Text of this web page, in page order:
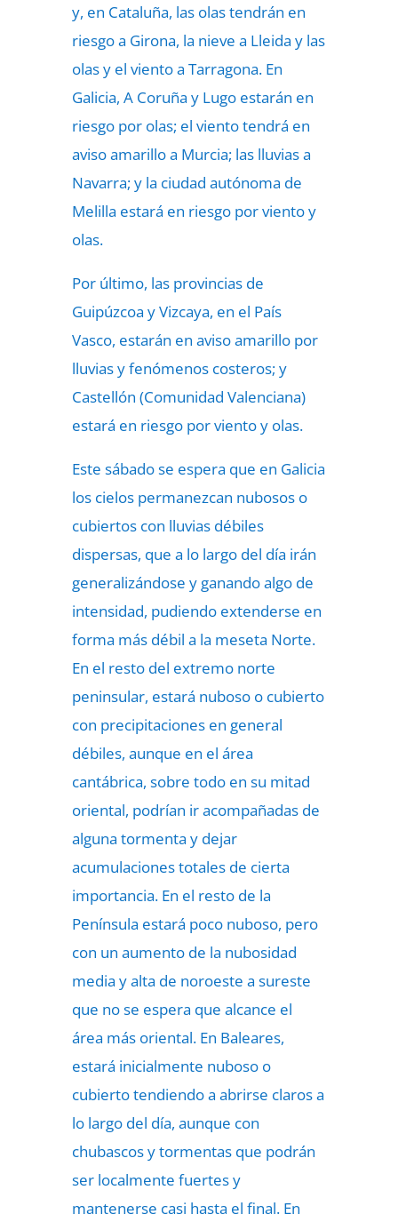
y, en Cataluña, las olas tendrán en
riesgo a Girona, la nieve a Lleida y las
olas y el viento a Tarragona. En
Galicia, A Coruña y Lugo estarán en
riesgo por olas; el viento tendrá en
aviso amarillo a Murcia; las lluvias a
Navarra; y la ciudad autónoma de
Melilla estará en riesgo por viento y
olas.
Por último, las provincias de
Guipúzcoa y Vizcaya, en el País
Vasco, estarán en aviso amarillo por
lluvias y fenómenos costeros; y
Castellón (Comunidad Valenciana)
estará en riesgo por viento y olas.
Este sábado se espera que en Galicia
los cielos permanezcan nubosos o
cubiertos con lluvias débiles
dispersas, que a lo largo del día irán
generalizándose y ganando algo de
intensidad, pudiendo extenderse en
forma más débil a la meseta Norte.
En el resto del extremo norte
peninsular, estará nuboso o cubierto
con precipitaciones en general
débiles, aunque en el área
cantábrica, sobre todo en su mitad
oriental, podrían ir acompañadas de
alguna tormenta y dejar
acumulaciones totales de cierta
importancia. En el resto de la
Península estará poco nuboso, pero
con un aumento de la nubosidad
media y alta de noroeste a sureste
que no se espera que alcance el
área más oriental. En Baleares,
estará inicialmente nuboso o
cubierto tendiendo a abrirse claros a
lo largo del día, aunque con
chubascos y tormentas que podrán
ser localmente fuertes y
mantenerse casi hasta el final. En